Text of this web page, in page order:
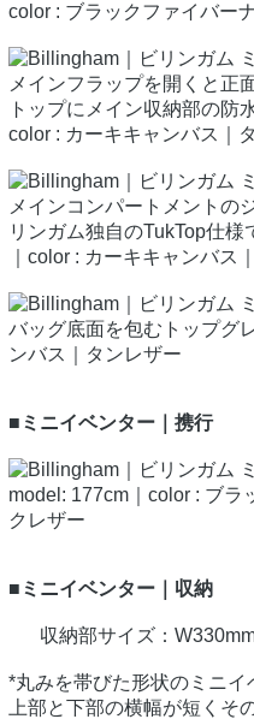
color : ブラックファイバー
メインフラップを開くと正
トップにメイン収納部の防
color : カーキキャンバス｜
メインコンパートメントの
リンガム独自のTukTop仕様
｜color : カーキキャンバス
バッグ底面を包むトップグ
ンバス｜タンレザー
■ミニイベンター｜携行
model: 177cm｜color : ブラ
クレザー
■ミニイベンター｜収納
収納部サイズ：
*丸みを帯びた形状のミニ
上部と下部の横幅が短くそ